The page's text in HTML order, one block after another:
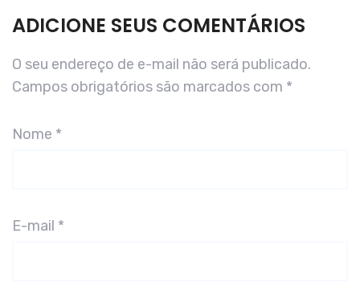
ADICIONE SEUS COMENTÁRIOS
O seu endereço de e-mail não será publicado.
Campos obrigatórios são marcados com *
Nome *
E-mail *